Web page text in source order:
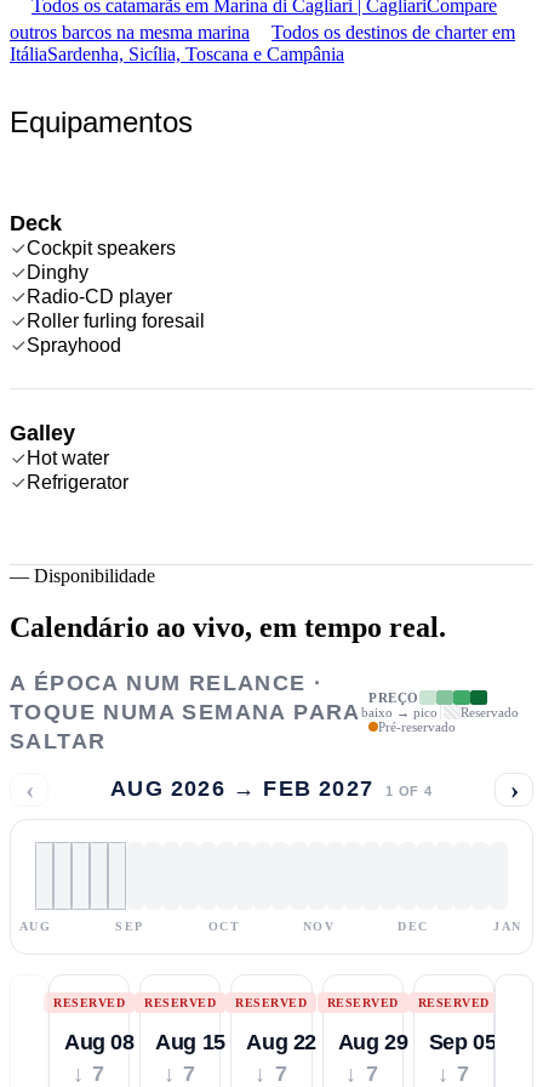
Todos os catamarãs em Marina di Cagliari | CagliariCompare
outros barcos na mesma marina
Todos os destinos de charter em
ItáliaSardenha, Sicília, Toscana e Campânia
Equipamentos
Deck
Cockpit speakers
Dinghy
Radio-CD player
Roller furling foresail
Sprayhood
Galley
Hot water
Refrigerator
— Disponibilidade
Calendário ao vivo, em tempo real.
A ÉPOCA NUM RELANCE ·
TOQUE NUMA SEMANA PARA
SALTAR
PREÇO
baixo → pico
Reservado
Pré-reservado
‹ AUG 2026 → FEB 2027 1 OF 4 ›
AUG SEP OCT NOV DEC JAN
RESERVED
Aug 08
↓ 7
RESERVED
Aug 15
↓ 7
RESERVED
Aug 22
↓ 7
RESERVED
Aug 29
↓ 7
RESERVED
Sep 05
↓ 7